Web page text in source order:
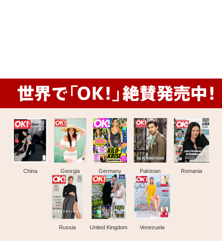
China Georgia Germany Pakistan Romania
Russia United Kingdom Venezuela